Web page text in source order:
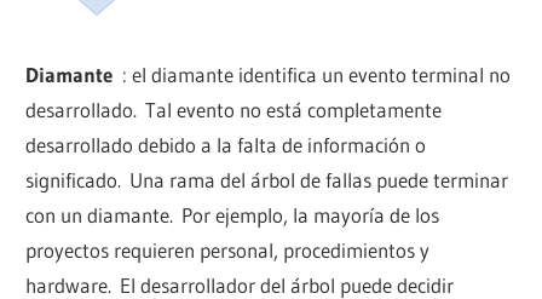
Diamante : el diamante identifica un evento terminal no
desarrollado. Tal evento no está completamente
desarrollado debido a la falta de información o
significado. Una rama del árbol de fallas puede terminar
con un diamante. Por ejemplo, la mayoría de los
proyectos requieren personal, procedimientos y
hardware. El desarrollador del árbol puede decidir